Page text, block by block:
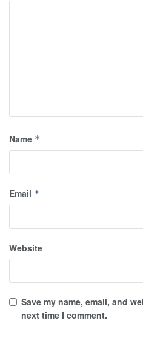
Name *
Email *
Website
Save my name, email, and
next time I comment.